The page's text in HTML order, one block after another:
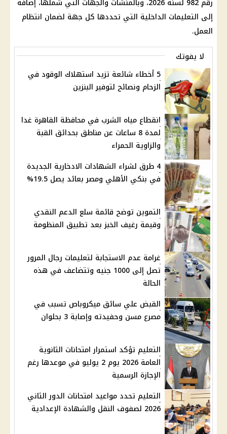
إلى التعليمات الداخلية التي تحددها كل جهة لضمان انتظام
العمل.
لا يفوتك
5 أخطاء شائعة تزيد استهلاك الوقود في
الزحام ونصائح لتوفير البنزين
انقطاع مياه الشرب في محافظة القاهرة غدا
لمدة 8 ساعات عن مناطق بحدائق القبة
والزاوية الحمراء
4 طرق لشراء الشهادات الادخارية الجديدة
في بنكي الأهلي ومصر بعائد يصل 19.5%
التموين توضح قائمة سلع الدعم النقدي
وقيمة رغيف الخبز بعد تطبيق المنظومة
غرامة عدم الاستجابة لتعليمات رجال المرور
تصل إلى 1000 جنيه وتتضاعف في هذه
الحالة
القبض علي سائق ميكروباص تسبب في
مصرع مسن وحفيدته وإصابة 3 بحلوان
التعليم تؤكد استمرار امتحانات الثانوية
العامة 2026 يوم 2 يوليو في موعدها رغم
الإجازة الرسمية
التعليم تحدد مواعيد امتحانات الدور الثاني
2026 لصفوف النقل والشهادة الإعدادية